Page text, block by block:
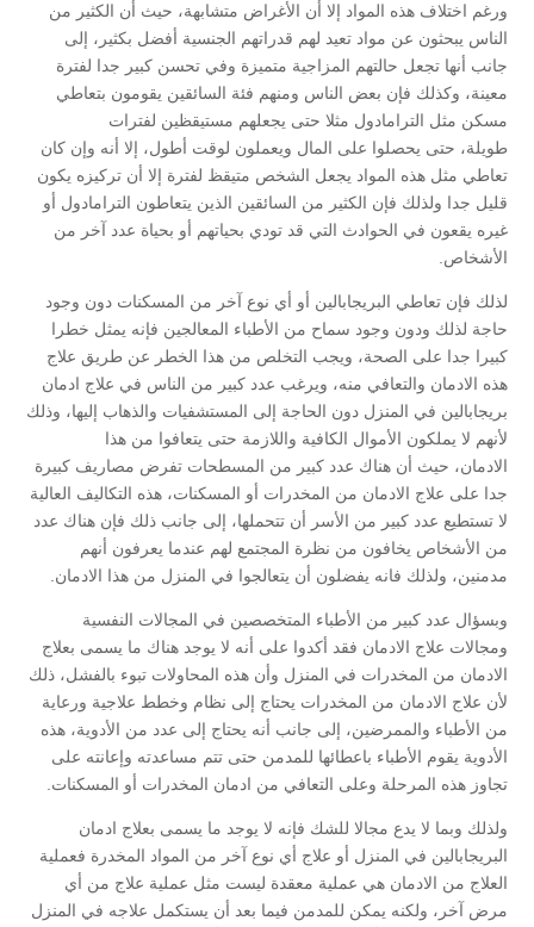
ورغم اختلاف هذه المواد إلا أن الأغراض متشابهة، حيث أن الكثير من
الناس يبحثون عن مواد تعيد لهم قدراتهم الجنسية أفضل بكثير، إلى
جانب أنها تجعل حالتهم المزاجية متميزة وفي تحسن كبير جدا لفترة
معينة، وكذلك فإن بعض الناس ومنهم فئة السائقين يقومون بتعاطي
مسكن مثل الترامادول مثلا حتى يجعلهم مستيقظين لفترات
طويلة، حتى يحصلوا على المال ويعملون لوقت أطول، إلا أنه وإن كان
تعاطي مثل هذه المواد يجعل الشخص متيقظ لفترة إلا أن تركيزه يكون
قليل جدا ولذلك فإن الكثير من السائقين الذين يتعاطون الترامادول أو
غيره يقعون في الحوادث التي قد تودي بحياتهم أو بحياة عدد آخر من
الأشخاص.
لذلك فإن تعاطي البريجابالين أو أي نوع آخر من المسكنات دون وجود
حاجة لذلك ودون وجود سماح من الأطباء المعالجين فإنه يمثل خطرا
كبيرا جدا على الصحة، ويجب التخلص من هذا الخطر عن طريق علاج
هذه الادمان والتعافي منه، ويرغب عدد كبير من الناس في علاج ادمان
بريجابالين في المنزل دون الحاجة إلى المستشفيات والذهاب إليها، وذلك
لأنهم لا يملكون الأموال الكافية واللازمة حتى يتعافوا من هذا
الادمان، حيث أن هناك عدد كبير من المسطحات تفرض مصاريف كبيرة
جدا على علاج الادمان من المخدرات أو المسكنات، هذه التكاليف العالية
لا تستطيع عدد كبير من الأسر أن تتحملها، إلى جانب ذلك فإن هناك عدد
من الأشخاص يخافون من نظرة المجتمع لهم عندما يعرفون أنهم
مدمنين، ولذلك فانه يفضلون أن يتعالجوا في المنزل من هذا الادمان.
وبسؤال عدد كبير من الأطباء المتخصصين في المجالات النفسية
ومجالات علاج الادمان فقد أكدوا على أنه لا يوجد هناك ما يسمى بعلاج
الادمان من المخدرات في المنزل وأن هذه المحاولات تبوء بالفشل، ذلك
لأن علاج الادمان من المخدرات يحتاج إلى نظام وخطط علاجية ورعاية
من الأطباء والممرضين، إلى جانب أنه يحتاج إلى عدد من الأدوية، هذه
الأدوية يقوم الأطباء باعطائها للمدمن حتى تتم مساعدته وإعانته على
تجاوز هذه المرحلة وعلى التعافي من ادمان المخدرات أو المسكنات.
ولذلك وبما لا يدع مجالا للشك فإنه لا يوجد ما يسمى بعلاج ادمان
البريجابالين في المنزل أو علاج أي نوع آخر من المواد المخدرة فعملية
العلاج من الادمان هي عملية معقدة ليست مثل عملية علاج من أي
مرض آخر، ولكنه يمكن للمدمن فيما بعد أن يستكمل علاجه في المنزل